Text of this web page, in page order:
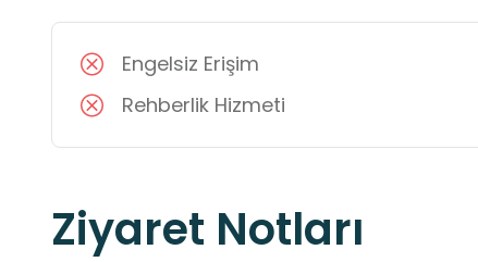
Engelsiz Erişim
Rehberlik Hizmeti
Ziyaret Notları